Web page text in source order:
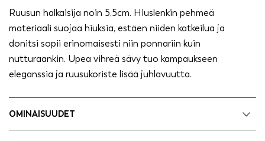
Ruusun halkaisija noin 5,5cm. Hiuslenkin pehmeä
materiaali suojaa hiuksia, estäen niiden katkeilua ja
donitsi sopii erinomaisesti niin ponnariin kuin
nutturaankin. Upea vihreä sävy tuo kampaukseen
eleganssia ja ruusukoriste lisää juhlavuutta.
OMINAISUUDET